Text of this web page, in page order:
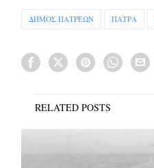
ΔΗΜΟΣ ΠΑΤΡΕΩΝ ΠΑΤΡΑ
RELATED POSTS